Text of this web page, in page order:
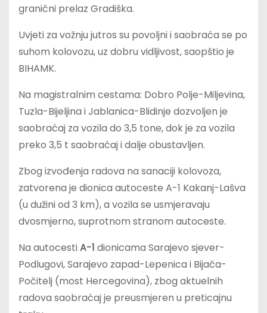
granični prelaz Gradiška.
Uvjeti za vožnju jutros su povoljni i saobraća se po
suhom kolovozu, uz dobru vidljivost, saopštio je
BIHAMK.
Na magistralnim cestama: Dobro Polje-Miljevina,
Tuzla-Bijeljina i Jablanica-Blidinje dozvoljen je
saobraćaj za vozila do 3,5 tone, dok je za vozila
preko 3,5 t saobraćaj i dalje obustavljen.
Zbog izvođenja radova na sanaciji kolovoza,
zatvorena je dionica autoceste A-1 Kakanj-Lašva
(u dužini od 3 km), a vozila se usmjeravaju
dvosmjerno, suprotnom stranom autoceste.
Na autocestiA-1 dionicama Sarajevo sjever-
Podlugovi, Sarajevo zapad-Lepenica i Bijača-
Počitelj (most Hercegovina), zbog aktuelnih
radova saobraćaj je preusmjeren u preticajnu